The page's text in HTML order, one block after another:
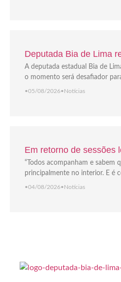
Deputada Bia de Lima
A deputada estadual Bia de
o momento será desafiador
•05/08/2026• Notícias
Em retorno de sessões
“Todos acompanham e sabem
principalmente no interior. E é
•04/08/2026• Notícias